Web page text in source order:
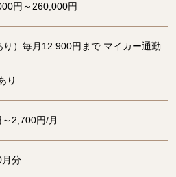
円～260,000円
り）毎月12.900円まで マイカー通勤
り
2,700円/月
分